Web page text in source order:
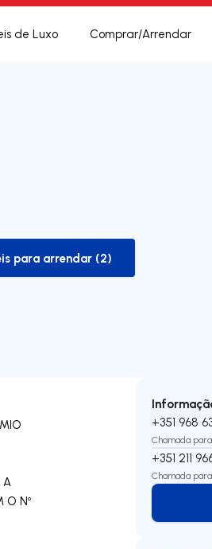
de Luxo Comprar/Arrendar
to-rent-listing
para arrendar (2)
A
O Nº
+351 968
Chamada
+351 211
Chamada